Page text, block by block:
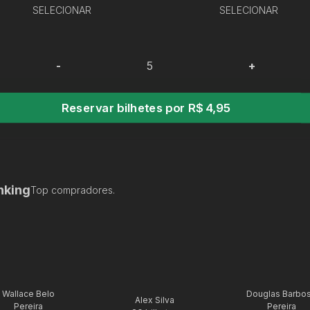
SELECIONAR SELECIONAR
- +
Reservar bilhetes por R$ 4,95
Top compradores.
Wallace Belo
Pereira
Alex Silva
Douglas
Pereira